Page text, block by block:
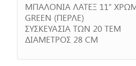
ΜΠΑΛΟΝΙΑ ΛΑΤΕΞ 11″
GREEN (ΠΕΡΛΕ)
ΣΥΣΚΕΥΑΣΙΑ ΤΩΝ 20 ΤΕΜ
ΔΙΑΜΕΤΡΟΣ 28 CM